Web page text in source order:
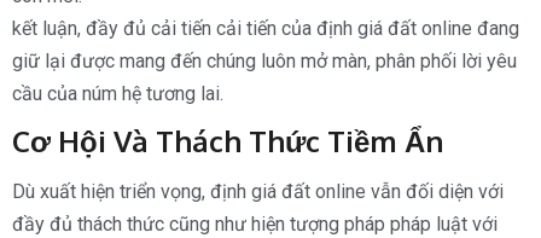
kết luận, đầy đủ cải tiến cải tiến của định giá đất online đang
giữ lại được mang đến chúng luôn mở màn, phân phối lời yêu
cầu của núm hệ tương lai.
Cơ Hội Và Thách Thức Tiềm Ẩn
Dù xuất hiện triển vọng, định giá đất online vẫn đối diện với
đầy đủ thách thức cũng như hiện tượng pháp pháp luật với